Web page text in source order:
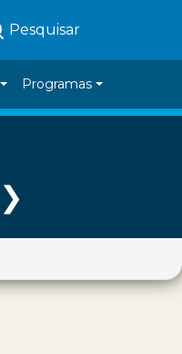
Pesquisar
Programas
❯